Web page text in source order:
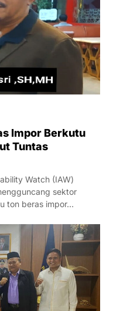
Impor Berkutu
Tuntas
Watch (IAW)
sektor
ton beras impor…